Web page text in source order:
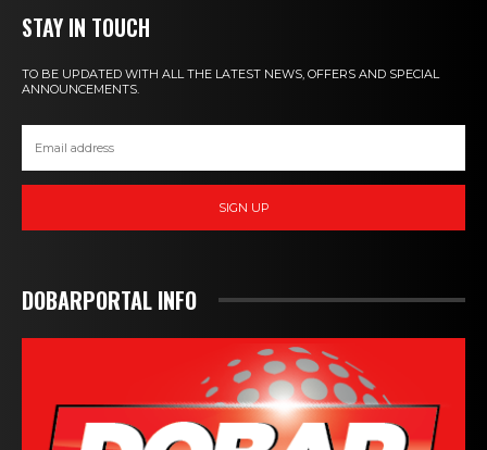
STAY IN TOUCH
TO BE UPDATED WITH ALL THE LATEST NEWS, OFFERS AND SPECIAL
ANNOUNCEMENTS.
SIGN UP
DOBARPORTAL INFO